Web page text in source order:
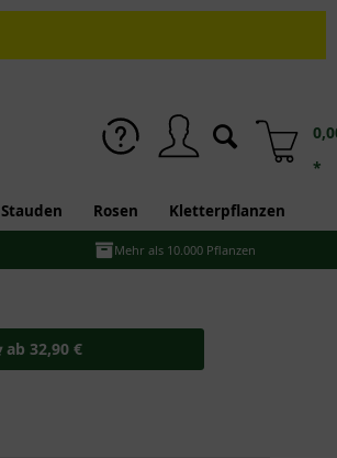
*
Stauden Rosen Kletterpflanzen
Mehr als 10.000 Pflanzen
ab 32,90 €